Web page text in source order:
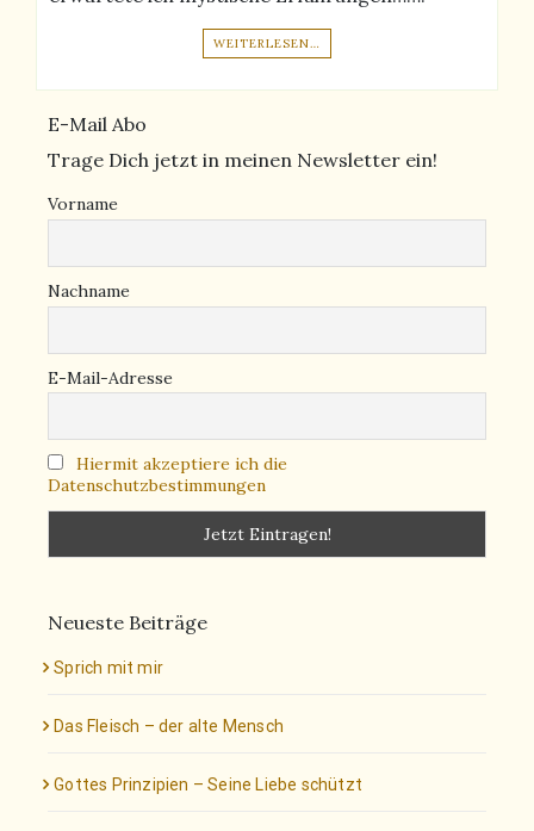
WEITERLESEN…
E-Mail Abo
Trage Dich jetzt in meinen Newsletter ein!
Vorname
Nachname
E-Mail-Adresse
Hiermit akzeptiere ich die
Datenschutzbestimmungen
Neueste Beiträge
Sprich mit mir
Das Fleisch – der alte Mensch
Gottes Prinzipien – Seine Liebe schützt